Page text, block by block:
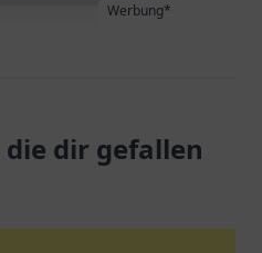
Werbung*
dir gefallen